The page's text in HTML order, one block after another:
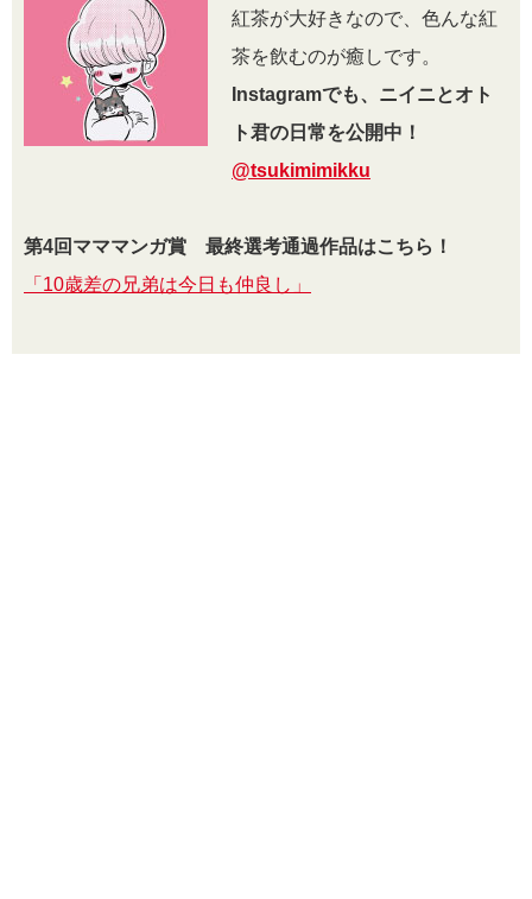
紅茶が大好きなので、色んな紅
茶を飲むのが癒しです。
Instagramでも、ニイニとオト
ト君の日常を公開中！
@tsukimimikku
第4回マママンガ賞 最終選考通過作品はこちら！
「10歳差の兄弟は今日も仲良し」